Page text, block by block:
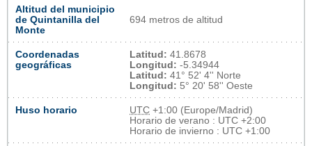
Altitud del municipio
de Quintanilla del
Monte
694 metros de altitud
Coordenadas
geográficas
Latitud: 41.8678
Longitud: -5.34944
Latitud: 41° 52' 4'' Norte
Longitud: 5° 20' 58'' Oeste
Huso horario UTC +1:00 (Europe/Madrid)
Horario de verano : UTC +2:00
Horario de invierno : UTC +1:00